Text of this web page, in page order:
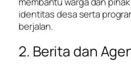
identitas desa serta
berjalan.
2. Berita dan